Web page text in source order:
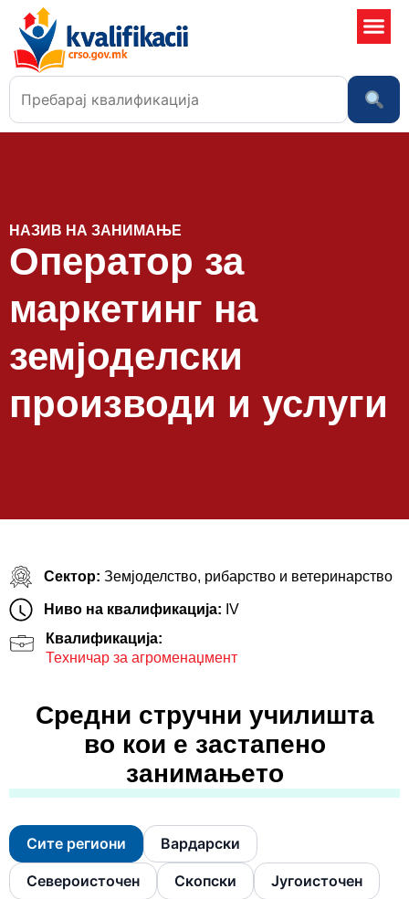
НАЗИВ НА ЗАНИМАЊЕ
Оператор за
маркетинг на
земјоделски
производи и услуги
Сектор: Земјоделство, рибарство и ветеринарство
Ниво на квалификација: IV
Квалификација:
Техничар за агроменаџмент
Средни стручни училишта
во кои е застапено
занимањето
Сите региони Вардарски
Североисточен Скопски Југоисточен